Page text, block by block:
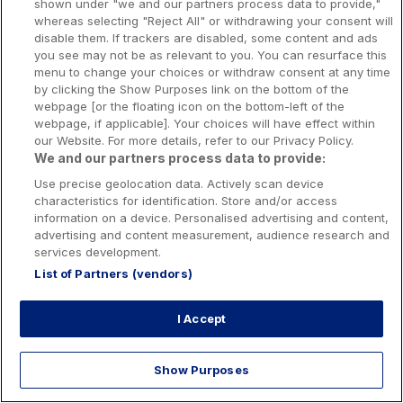
Presse-Recrutement-Partenariat
Politique de confidentialité
Politique de Cookies
Prévenir la dépendance aux jeux d’argent
Nos rédacteurs
Les jeux d’argent et de hasard sont resérvés aux personnes majeures
interdite de jeux. Cette demande est formée auprès de l’Autorité nationale
de jeux, sur les sites de jeux et de paris en ligne exploités par les
opérateurs de jeux agréés en France, sur le site de jeux de loterie en ligne
accessibles avec un compte joueur exploitées par les opérateurs titulaires
de droits exclusifs, notamment La Française des jeux et le Pari mutuel
urbain. Cette interdiction est prononcée pour une durée qui ne peut être
inférieure à trois ans. Elle est renouvelable tacitement.
shown under "we and our partners process data to provide,"
whereas selecting "Reject All" or withdrawing your consent will
disable them. If trackers are disabled, some content and ads
you see may not be as relevant to you. You can resurface this
menu to change your choices or withdraw consent at any time
by clicking the Show Purposes link on the bottom of the
webpage [or the floating icon on the bottom-left of the
webpage, if applicable]. Your choices will have effect within
our Website. For more details, refer to our Privacy Policy.
We and our partners process data to provide:
Use precise geolocation data. Actively scan device
characteristics for identification. Store and/or access
information on a device. Personalised advertising and content,
advertising and content measurement, audience research and
services development.
List of Partners (vendors)
I Accept
Show Purposes